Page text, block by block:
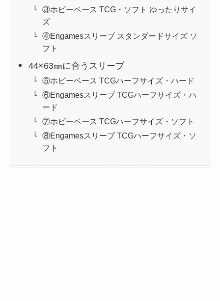
③ホビーベース TCG・ソフト ゆったりサイ
ズ
④Engamesスリーブ スタンダードサイズ ソ
フト
44×63㎜に合うスリーブ
⑤ホビーベース TCGハーフサイズ・ハード
⑥Engamesスリーブ TCGハーフサイズ・ハ
ード
⑦ホビーベース TCGハーフサイズ・ソフト
⑧Engamesスリーブ TCGハーフサイズ・ソ
フト